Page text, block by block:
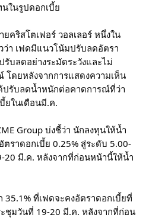
ในรูปดอกเบี้ย
คริสโตเฟอร์ วอลเลอร์ หนึ่งใน
า เฟดมีแนวโน้มปรับลดอัตรา
บลดอย่างระมัดระวังและไม่
โดยหลังจากการแสดงความเห็น
ปรับลดน้ำหนักต่อคาดการณ์ที่ว่า
ยในเดือนมี.ค.
Group บ่งชี้ว่า นักลงทุนให้น้ำ
ราดอกเบี้ย 0.25% สู่ระดับ 5.00-
20 มี.ค. หลังจากที่ก่อนหน้านี้ให้น้ำ
ที่เฟดจะคงอัตราดอกเบี้ยที่
ชุมวันที่ 19-20 มี.ค. หลังจากที่ก่อน